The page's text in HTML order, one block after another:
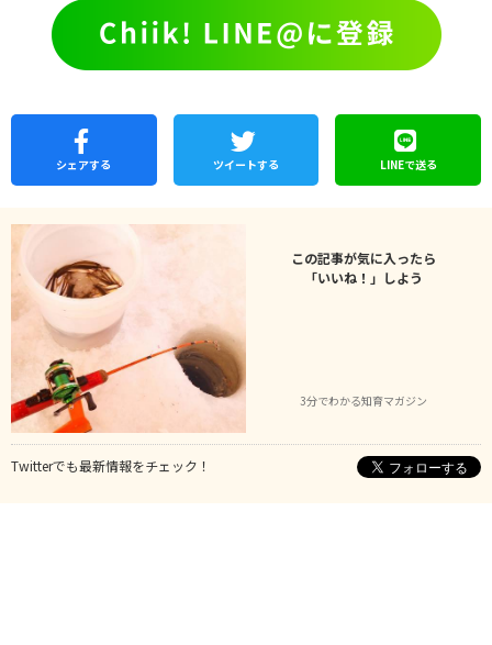
シェアする ツイートする LINEで送る
この記事が気に入ったら
「いいね！」しよう
3分でわかる知育マガジン
Twitterでも最新情報をチェック！